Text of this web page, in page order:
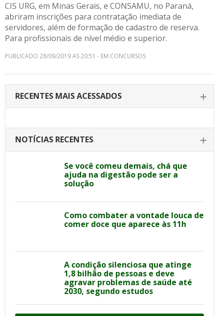
CIS URG, em Minas Gerais, e CONSAMU, no Paraná,
abriram inscrições para contratação imediata de
servidores, além de formação de cadastro de reserva.
Para profissionais de nível médio e superior.
PUBLICADO 28/09/2019 AS 20:51 - EM CONCURSOS
RECENTES MAIS ACESSADOS
NOTÍCIAS RECENTES
Se você comeu demais, chá que
ajuda na digestão pode ser a
solução
Como combater a vontade louca de
comer doce que aparece às 11h
A condição silenciosa que atinge
1,8 bilhão de pessoas e deve
agravar problemas de saúde até
2030, segundo estudos